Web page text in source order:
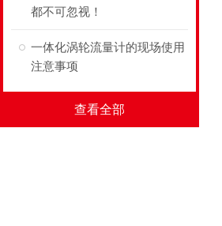
都不可忽视！
一体化涡轮流量计的现场使用
注意事项
查看全部